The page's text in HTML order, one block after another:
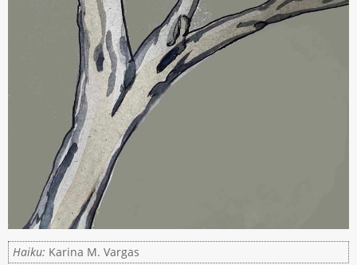
Haiku: Karina M. Vargas